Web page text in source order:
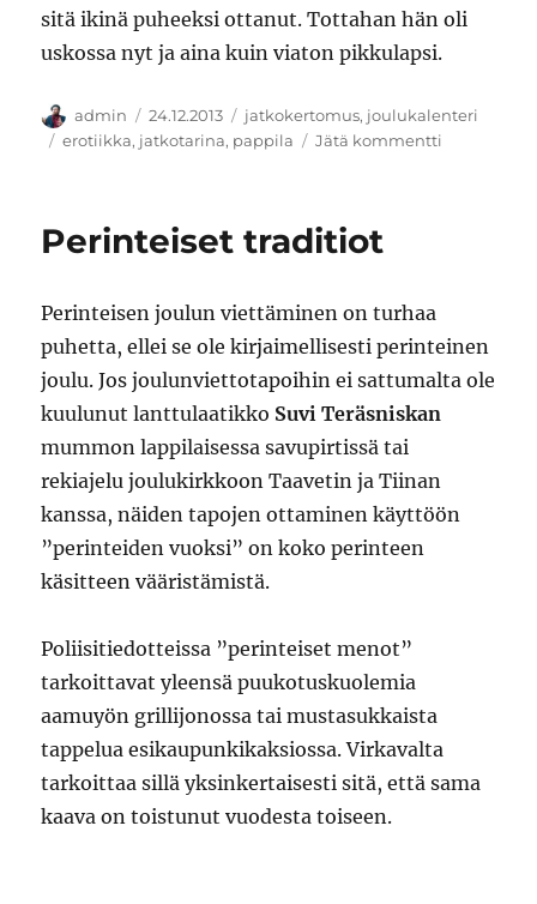
sitä ikinä puheeksi ottanut. Tottahan hän oli
uskossa nyt ja aina kuin viaton pikkulapsi.
Kirjoittaja
admin Julkaistu
24.12.2013 Kategoriat
jatkokertomus, joulukalenteri
Avainsanat
erotiikka, jatkotarina, pappila Jätä kommentti
Perinteiset traditiot
Perinteisen joulun viettäminen on turhaa
puhetta, ellei se ole kirjaimellisesti perinteinen
joulu. Jos joulunviettotapoihin ei sattumalta ole
kuulunut lanttulaatikko Suvi Teräsniskan
mummon lappilaisessa savupirtissä tai
rekiajelu joulukirkkoon Taavetin ja Tiinan
kanssa, näiden tapojen ottaminen käyttöön
”perinteiden vuoksi” on koko perinteen
käsitteen vääristämistä.
Poliisitiedotteissa ”perinteiset menot”
tarkoittavat yleensä puukotuskuolemia
aamuyön grillijonossa tai mustasukkaista
tappelua esikaupunkikaksiossa. Virkavalta
tarkoittaa sillä yksinkertaisesti sitä, että sama
kaava on toistunut vuodesta toiseen.